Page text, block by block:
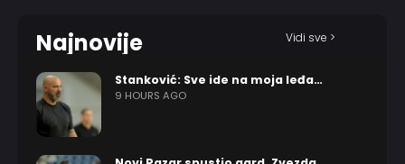
Najnovije Vidi sve >
Stanković: Sve ide na moja leđa…
9 HOURS AGO